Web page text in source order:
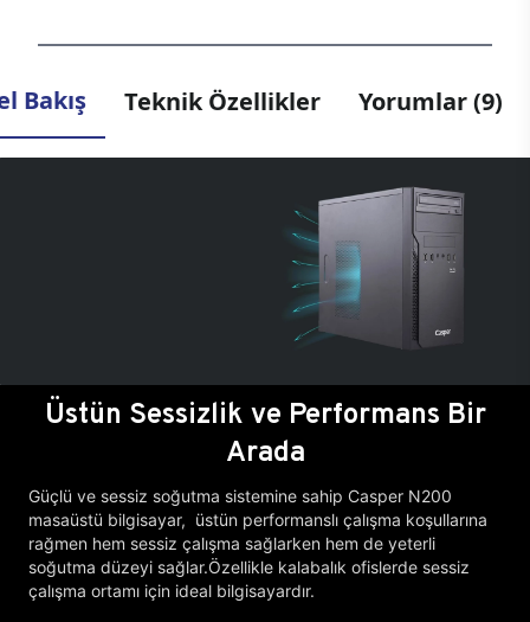
Bakış Teknik Özellikler Yorumlar (9)
Üstün Sessizlik ve Performans Bir
Arada
Güçlü ve sessiz soğutma sistemine sahip Casper N200
masaüstü bilgisayar, üstün performanslı çalışma koşullarına
rağmen hem sessiz çalışma sağlarken hem de yeterli
soğutma düzeyi sağlar.Özellikle kalabalık ofislerde sessiz
çalışma ortamı için ideal bilgisayardır.